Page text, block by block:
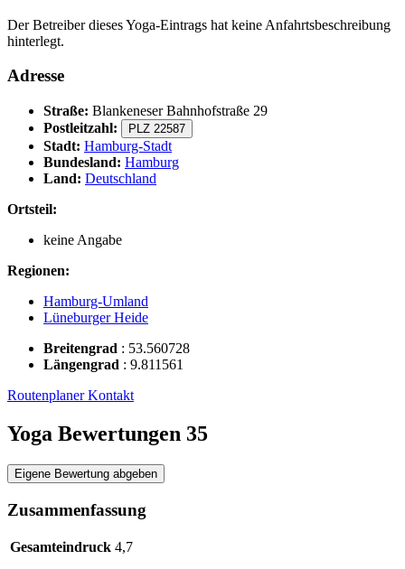
Der Betreiber dieses Yoga-Eintrags hat keine Anfahrtsbeschreibung
hinterlegt.
Adresse
Straße: Blankeneser Bahnhofstraße 29
Postleitzahl:
PLZ 22587
Stadt: Hamburg-Stadt
Bundesland: Hamburg
Land: Deutschland
Ortsteil:
keine Angabe
Regionen:
Hamburg-Umland
Lüneburger Heide
Breitengrad : 53.560728
Längengrad : 9.811561
RoutenplanerKontakt
Yoga Bewertungen 35
Eigene Bewertung abgeben
Zusammenfassung
Gesamteindruck 4,7